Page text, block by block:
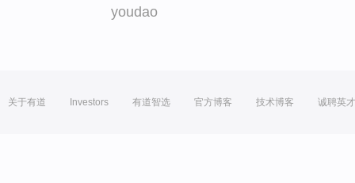
youdao
关于有道 Investors 有道智选 官方博客 技术博客 诚聘英才